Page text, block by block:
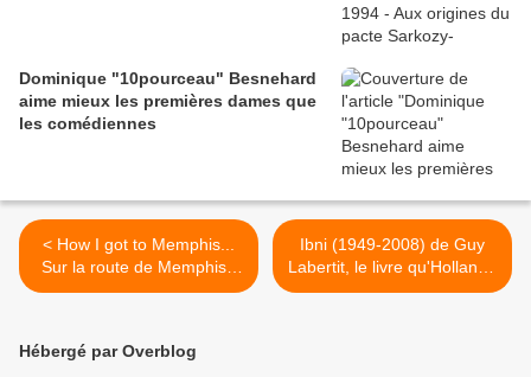
Dominique "10pourceau" Besnehard
aime mieux les premières dames que
les comédiennes
< How I got to Memphis...
Sur la route de Memphis /
Johnny Hallyday
Ibni (1949-2008) de Guy
Labertit, le livre qu'Hollande
ne trouvera pas à
Hébergé par Overblog